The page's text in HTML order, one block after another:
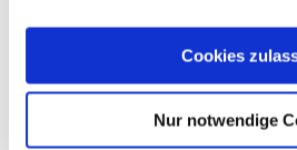
Cookies
Nur notwendige
> GREEN SHAPE: Dieses
hat das Green Shape Label und
nachhaltigen Materialien
> GRÜNER KNOPF: Dieses